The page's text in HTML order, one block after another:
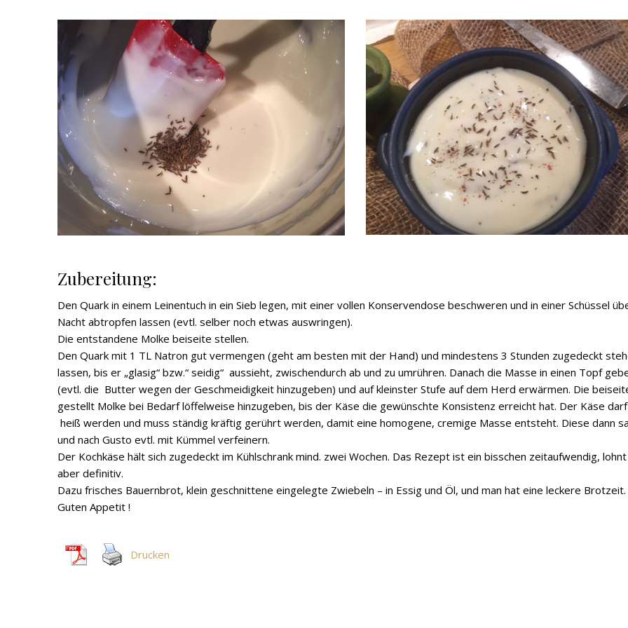
Zubereitung:
Den Quark in einem Leinentuch in ein Sieb legen, mit einer vollen Konservendose beschweren und in einer Schüssel
Nacht abtropfen lassen (evtl. selber noch etwas auswringen).
Die entstandene Molke beiseite stellen.
Den Quark mit 1 TL Natron gut vermengen (geht am besten mit der Hand) und mindestens 3 Stunden zugedeckt
lassen, bis er „glasig“ bzw.“ seidig“ aussieht, zwischendurch ab und zu umrühren. Danach die Masse in einen Topf
(evtl. die Butter wegen der Geschmeidigkeit hinzugeben) und aufkleinster Stufe auf dem Herd erwärmen. Die
gestellt Molke bei Bedarf löffelweise hinzugeben, bis der Käse die gewünschte Konsistenz erreicht hat. Der Käse
heiß werden und muss ständig kräftig gerührt werden, damit eine homogene, cremige Masse entsteht. Diese dann
und nach Gusto evtl. mit Kümmel verfeinern.
Der Kochkäse hält sich zugedeckt im Kühlschrank mind. zwei Wochen. Das Rezept ist ein bisschen zeitaufwendig,
aber definitiv.
Dazu frisches Bauernbrot, klein geschnittene eingelegte Zwiebeln – in Essig und Öl, und man hat eine leckere Brotzeit.
Guten Appetit !
Drucken